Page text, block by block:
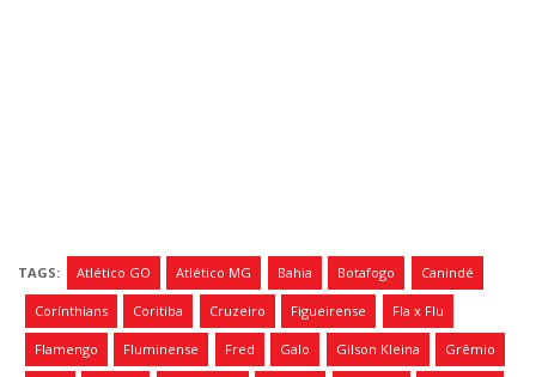
TAGS: Atlético GO Atlético MG Bahia Botafogo Canindé
Corínthians Coritiba Cruzeiro Figueirense Fla x Flu
Flamengo Fluminense Fred Galo Gilson Kleina Grêmio